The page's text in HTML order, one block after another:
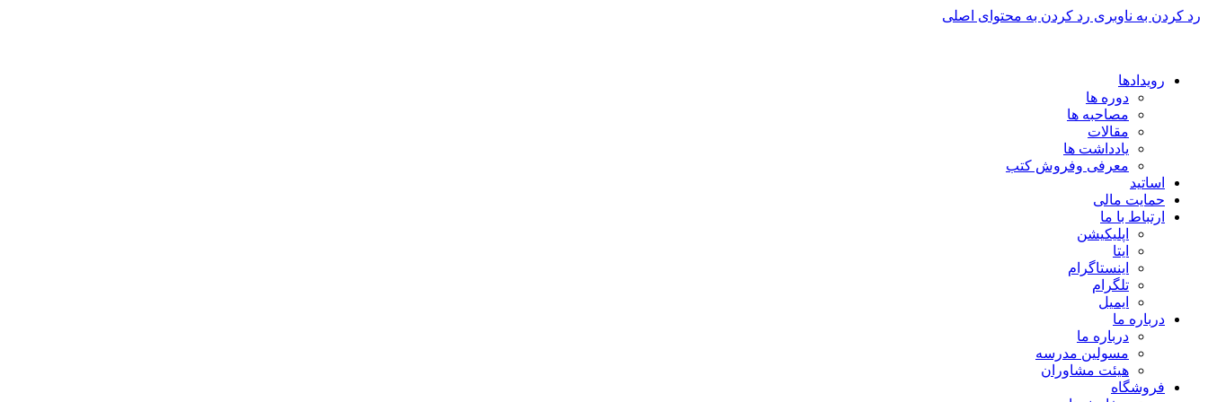
رد کردن به ناوبری رد کردن به محتوای اصلی
رویدادها
دوره ها
مصاحبه ها
مقالات
یادداشت ها
معرفی وفروش کتب
اساتید
حمایت مالی
ارتباط با ما
اپلیکیشن
ایتا
اینستاگرام
تلگرام
ایمیل
درباره ما
درباره ما
مسولین مدرسه
هیئت مشاوران
فروشگاه